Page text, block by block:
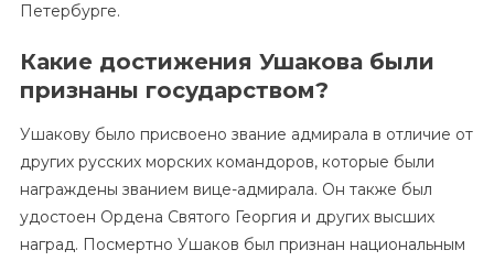
Петербурге.
Какие достижения Ушакова были
признаны государством?
Ушакову было присвоено звание адмирала в отличие от
других русских морских командоров, которые были
награждены званием вице-адмирала. Он также был
удостоен Ордена Святого Георгия и других высших
наград. Посмертно Ушаков был признан национальным